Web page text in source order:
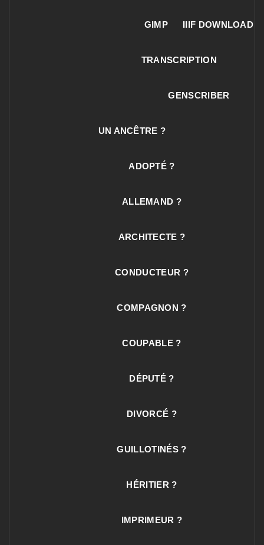
GIMP IIIF DOWNLOAD
TRANSCRIPTION
GENSCRIBER
UN ANCÊTRE ?
ADOPTÉ ?
ALLEMAND ?
ARCHITECTE ?
CONDUCTEUR ?
COMPAGNON ?
COUPABLE ?
DÉPUTÉ ?
DIVORCÉ ?
GUILLOTINÉS ?
HÉRITIER ?
IMPRIMEUR ?